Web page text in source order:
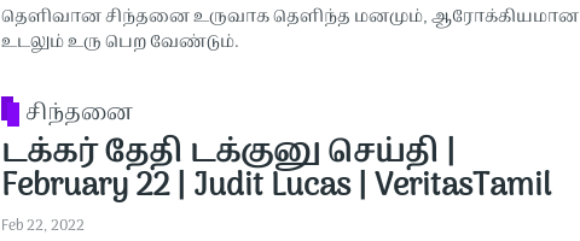
தெளிவான சிந்தனை உருவாக தெளிந்த மனமும், ஆரோக்கியமான
உடலும் உரு பெற வேண்டும்.
சிந்தனை
டக்கர் தேதி டக்குனு செய்தி |
February 22 | Judit Lucas | VeritasTamil
Feb 22, 2022